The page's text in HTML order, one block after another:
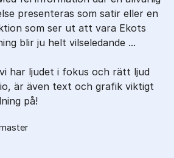
presenteras som satir eller en
som ser ut att vara Ekots
blir ju helt vilseledande ...
har ljudet i fokus och rätt ljud
är även text och grafik viktigt
på!